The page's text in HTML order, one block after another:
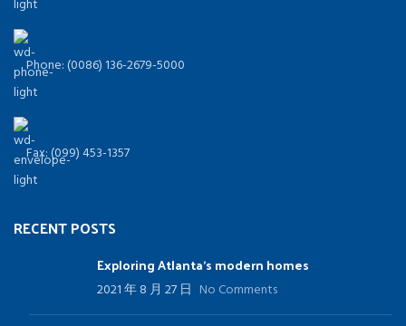
Phone: (0086) 136-2679-5000
Fax: (099) 453-1357
RECENT POSTS
Exploring Atlanta’s modern homes
2021 年 8 月 27 日 No Comments